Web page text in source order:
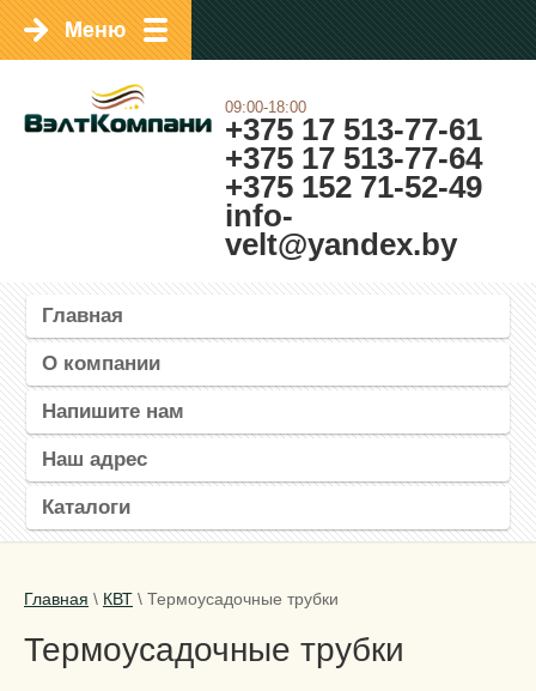
09:00-18:00
+375 17 513-77-61
+375 17 513-77-64
+375 152 71-52-49
info-
velt@yandex.by
Главная
О компании
Напишите нам
Наш адрес
Каталоги
Главная \ КВТ \ Термоусадочные трубки
Термоусадочные трубки